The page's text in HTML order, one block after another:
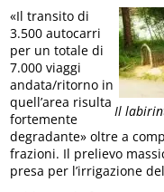
Il
«Il transito di
3.500 autocarri
per un totale di
7.000 viaggi
andata/ritorno in
quell’area risulta
fortemente
degradante» oltre a
frazioni. Il prelievo
presa per l’irrigazione